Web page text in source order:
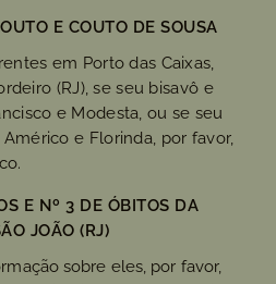
E COUTO DE SOUSA
em Porto das Caixas,
(RJ), se seu bisavô e
e Modesta, ou se seu
e Florinda, por favor,
E Nº 3 DE ÓBITOS DA
JOÃO (RJ)
sobre eles, por favor,